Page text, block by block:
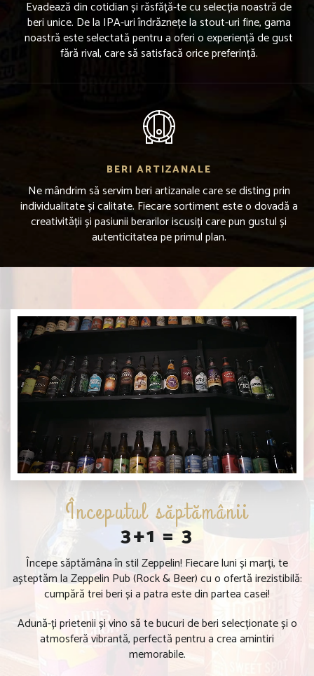
Evadează din cotidian și răsfăță-te cu selecția noastră de
beri unice. De la IPA-uri îndrăznețe la stout-uri fine, gama
noastră este selectată pentru a oferi o experiență de gust
fără rival, care să satisfacă orice preferință.
BERI ARTIZANALE
Ne mândrim să servim beri artizanale care se disting prin
individualitate și calitate. Fiecare sortiment este o dovadă a
creativității și pasiunii berarilor iscusiți care pun gustul și
autenticitatea pe primul plan.
Începutul săptămânii
3+1 = 3
Începe săptămâna în stil Zeppelin! Fiecare luni și marți, te
așteptăm la Zeppelin Pub (Rock & Beer) cu o ofertă irezistibilă:
cumpără trei beri și a patra este din partea casei!
Adună-ți prietenii și vino să te bucuri de beri selecționate și o
atmosferă vibrantă, perfectă pentru a crea amintiri
memorabile.